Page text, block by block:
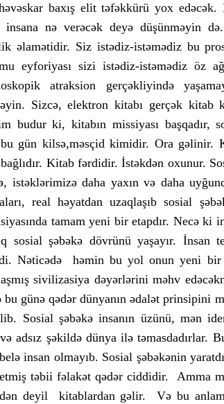
baxış elit təfəkkürü yox
insana nə verəcək deyə düşünməyin
əlamətidir. Siz istədiz-istəmədiz bu
eyforiyası sizi istədiz-istəmədiz öz
atraksion gerçəkliyində
Sizcə, elektron kitabı gerçək kitab
budur ki, kitabın missiyası başqadır,
gün kilsə,məsçid kimidir. Ora gəlinir.
Kitab fərdidir. İstəkdən oxunur.
istəklərimizə daha yaxın və daha
real həyatdan uzaqlaşıb sosial
tamam yeni bir etapdır. Necə ki
sosial şəbəkə dövrünü yaşayır.
Nəticədə həmin bu yol onun yeni
sivilizasiya dəyərlərini məhv
bu günə qədər dünyanın ədalət prinsipini
Sosial şəbəkə insanın üzünü, mən
adsız şəkildə dünya ilə təmasdadırlar.
insan olmayıb. Sosial şəbəkənin
təbii fəlakət qədər ciddidir. Amma
deyil kitablardan gəlir. Və bu